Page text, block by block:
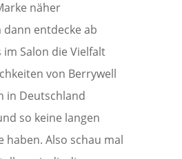
näher
entdecke ab
Salon die Vielfalt
von Berrywell
in Deutschland
so keine langen
haben. Also schau mal